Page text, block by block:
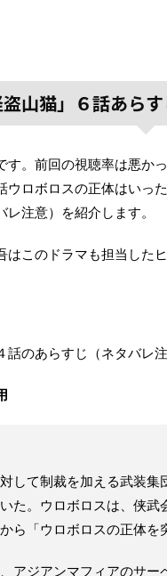
盗山猫」６話あら
す。前回の視聴率は悪か
ウロボロスの正体はいっ
注意）を紹介します。
はこのドラマも担当し
のあらすじ（ネタバレ
して制裁を加える武装集
た。ウロボロスは、侠
ら「ウロボロスの正体を
アジアンマフィアのサ